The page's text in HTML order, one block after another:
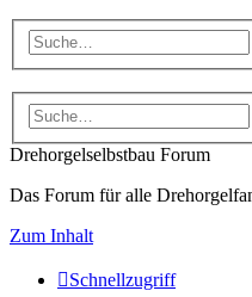
Drehorgelselbstbau Forum
Das Forum für alle
Zum Inhalt
Schnellzugriff